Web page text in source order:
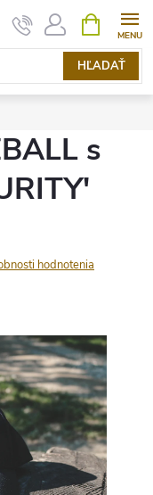
HĽADAŤ
KOŠÍK
s
hodnotenia